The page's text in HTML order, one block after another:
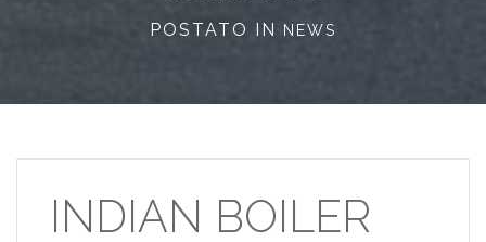
POSTATO IN NEWS
INDIAN BOILER